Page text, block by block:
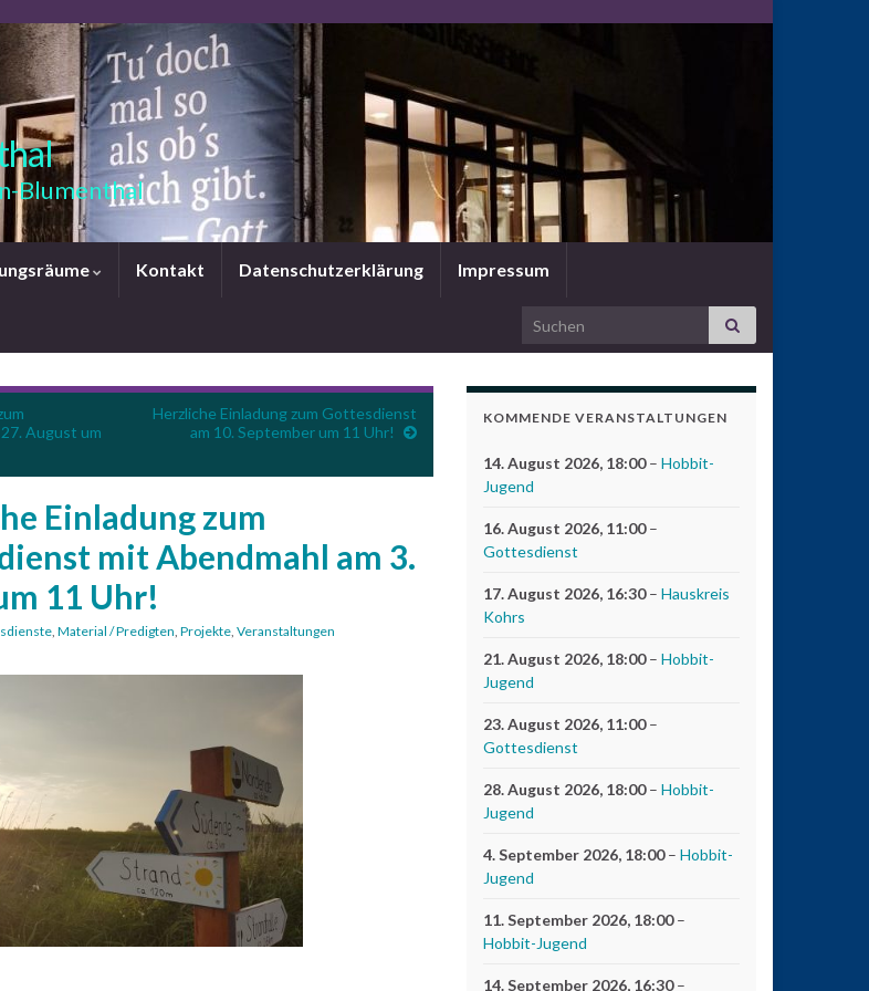
Blumenthal
Kontakt Datenschutzerklärung Impressum
Search for:
August um
Herzliche Einladung zum Gottesdienst
am 10. September um 11 Uhr!
Einladung zum
mit Abendmahl am 3.
11 Uhr!
, Material / Predigten, Projekte, Veranstaltungen
KOMMENDE VERANSTALTUNGEN
14. August 2026, 18:00– Hobbit-
Jugend
16. August 2026, 11:00–
Gottesdienst
17. August 2026, 16:30– Hauskreis
Kohrs
21. August 2026, 18:00– Hobbit-
Jugend
23. August 2026, 11:00–
Gottesdienst
28. August 2026, 18:00– Hobbit-
Jugend
4. September 2026, 18:00– Hobbit-
Jugend
11. September 2026, 18:00–
Hobbit-Jugend
14. September 2026, 16:30–